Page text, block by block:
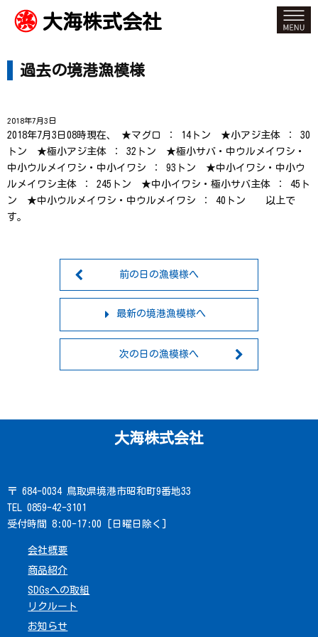
大海株式会社
過去の境港漁模様
2018年7月3日
2018年7月3日08時現在、 ★マグロ ： 14トン ★小アジ主体 ： 30
トン ★極小アジ主体 ： 32トン ★極小サバ・中ウルメイワシ・
中小ウルメイワシ・中小イワシ ： 93トン ★中小イワシ・中小ウ
ルメイワシ主体 ： 245トン ★中小イワシ・極小サバ主体 ： 45ト
ン ★中小ウルメイワシ・中ウルメイワシ ： 40トン 以上で
す。
前の日の漁模様へ
最新の境港漁模様へ
次の日の漁模様へ
大海株式会社
〒 684-0034 鳥取県境港市昭和町9番地33
TEL 0859-42-3101
受付時間 8:00-17:00 [日曜日除く]
会社概要
商品紹介
SDGsへの取組
リクルート
お知らせ